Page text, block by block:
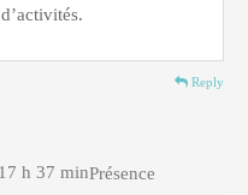
Reply
Présence
h 37 min